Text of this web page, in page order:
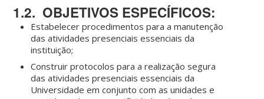
1.2. OBJETIVOS ESPECÍFICOS:
Estabelecer procedimentos para a manutenção
das atividades presenciais essenciais da
instituição;
Construir protocolos para a realização segura
das atividades presenciais essenciais da
Universidade em conjunto com as unidades e